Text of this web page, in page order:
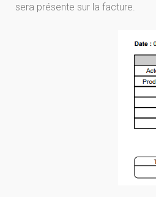
sera présente sur la facture.